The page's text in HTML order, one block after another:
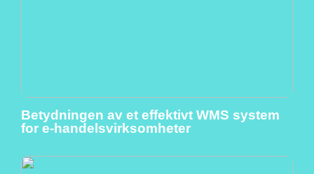
Betydningen av et effektivt WMS system
for e-handelsvirksomheter